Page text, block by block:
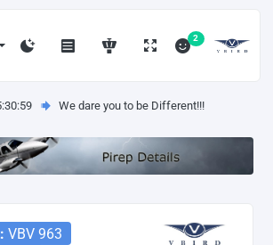
2
We dare you to be Different!!!
VBV 963